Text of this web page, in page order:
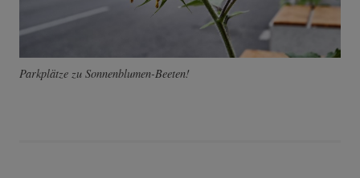
Parkplätze zu Sonnenblumen-Beeten!